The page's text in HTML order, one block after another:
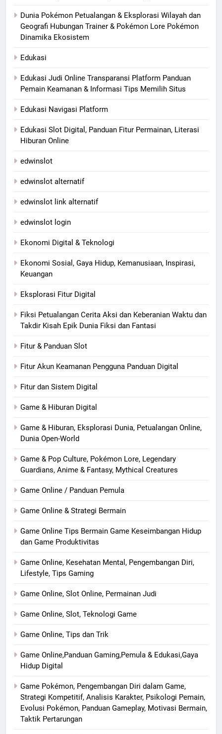
Dunia Pokémon Petualangan & Eksplorasi Wilayah dan
Geografi Hubungan Trainer & Pokémon Lore Pokémon
Dinamika Ekosistem
Edukasi
Edukasi Judi Online Transparansi Platform Panduan
Pemain Keamanan & Informasi Tips Memilih Situs
Edukasi Navigasi Platform
Edukasi Slot Digital, Panduan Fitur Permainan, Literasi
Hiburan Online
edwinslot
edwinslot alternatif
edwinslot link alternatif
edwinslot login
Ekonomi Digital & Teknologi
Ekonomi Sosial, Gaya Hidup, Kemanusiaan, Inspirasi,
Keuangan
Eksplorasi Fitur Digital
Fiksi Petualangan Cerita Aksi dan Keberanian Waktu dan
Takdir Kisah Epik Dunia Fiksi dan Fantasi
Fitur & Panduan Slot
Fitur Akun Keamanan Pengguna Panduan Digital
Fitur dan Sistem Digital
Game & Hiburan Digital
Game & Hiburan, Eksplorasi Dunia, Petualangan Online,
Dunia Open-World
Game & Pop Culture, Pokémon Lore, Legendary
Guardians, Anime & Fantasy, Mythical Creatures
Game Online / Panduan Pemula
Game Online & Strategi Bermain
Game Online Tips Bermain Game Keseimbangan Hidup
dan Game Produktivitas
Game Online, Kesehatan Mental, Pengembangan Diri,
Lifestyle, Tips Gaming
Game Online, Slot Online, Permainan Judi
Game Online, Slot, Teknologi Game
Game Online, Tips dan Trik
Game Online,Panduan Gaming,Pemula & Edukasi,Gaya
Hidup Digital
Game Pokémon, Pengembangan Diri dalam Game,
Strategi Kompetitif, Analisis Karakter, Psikologi Pemain,
Evolusi Pokémon, Panduan Gameplay, Motivasi Bermain,
Taktik Pertarungan